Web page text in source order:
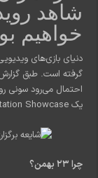
شاهد
خواهیم
دنیای بازی‌های
گرفته است. طبق
یک PlayStation Showcase بزرگ‌تر) را در تاریخ ۲۳ بهمن ۱۴۰۴ برگزار کند.
چرا ۲۳ بهمن؟